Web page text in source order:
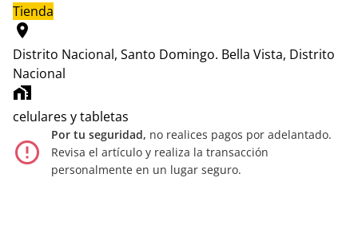
Tienda
location_on
Distrito Nacional, Santo Domingo. Bella Vista, Distrito
Nacional
home_work
celulares y tabletas
error_outline
Por tu seguridad, no realices pagos por adelantado.
Revisa el artículo y realiza la transacción
personalmente en un lugar seguro.